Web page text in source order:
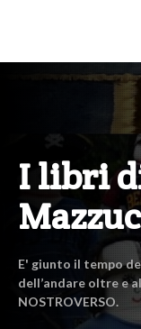
I libri
E' giunto il tempo
dell’andare oltre e
NOSTROVERSO.